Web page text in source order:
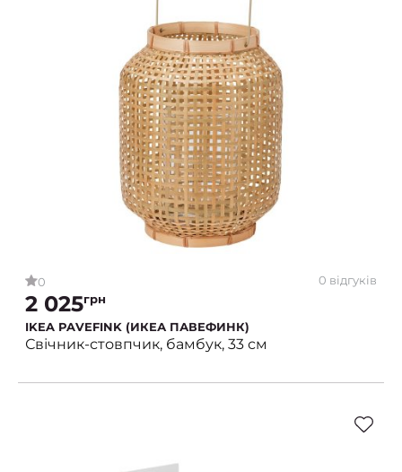
0 0 відгуків
2 025грн
IKEA PAVEFINK (ИКЕА ПАВЕФИНК)
Свічник-стовпчик, бамбук, 33 см